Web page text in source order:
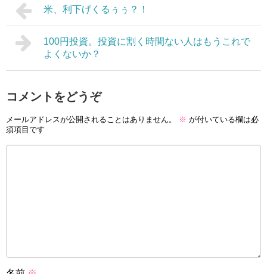
米、利下げくるぅぅ？！
100円投資。投資に割く時間ない人はもうこれで
よくないか？
コメントをどうぞ
メールアドレスが公開されることはありません。 ※ が付いている欄は必
須項目です